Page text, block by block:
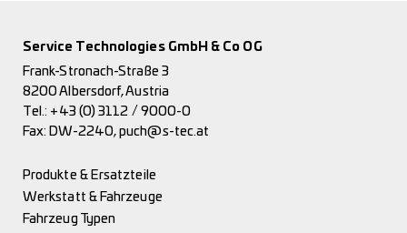
Service Technologies GmbH & Co OG
Frank-Stronach-Straße 3
8200 Albersdorf, Austria
Tel.: +43 (0) 3112 / 9000-0
Fax: DW-2240,puch@s-tec.at
Produkte & Ersatzteile
Werkstatt & Fahrzeuge
Fahrzeug Typen